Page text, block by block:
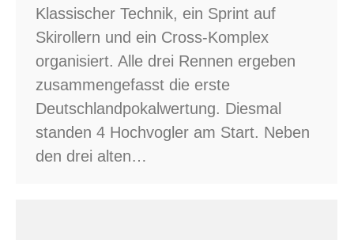
Klassischer Technik, ein Sprint auf
Skirollern und ein Cross-Komplex
organisiert. Alle drei Rennen ergeben
zusammengefasst die erste
Deutschlandpokalwertung. Diesmal
standen 4 Hochvogler am Start. Neben
den drei alten…